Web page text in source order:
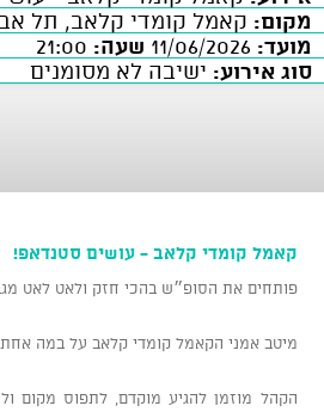
מקום: קאמל קומדי קלאב, תל
מועד:
שעה:
סוג אירוע: ישיבה לא מסומנים
קאמל קומדי קלאב - עושים סטנדאפ!
פותחים את הסופ״ש בהכי חזק ולאט לאט
מיטב אמני הקאמל קומדי קלאב על במה
הקהל מוזמן להגיע מוקדם, לתפוס מקום